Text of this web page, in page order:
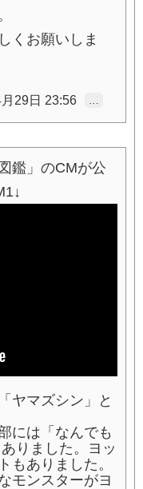
くお願いしま
29日 23:56 …
鑑」のCMが公
ヤマズシン」と
には「なんでも
りました。ヨッ
もありました。
モンスターがヨ